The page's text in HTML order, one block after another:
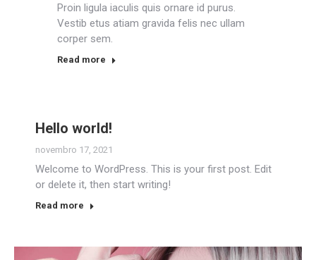
Proin ligula iaculis quis ornare id purus.
Vestib etus atiam gravida felis nec ullam
corper sem.
Read more
Hello world!
novembro 17, 2021
Welcome to WordPress. This is your first post. Edit
or delete it, then start writing!
Read more